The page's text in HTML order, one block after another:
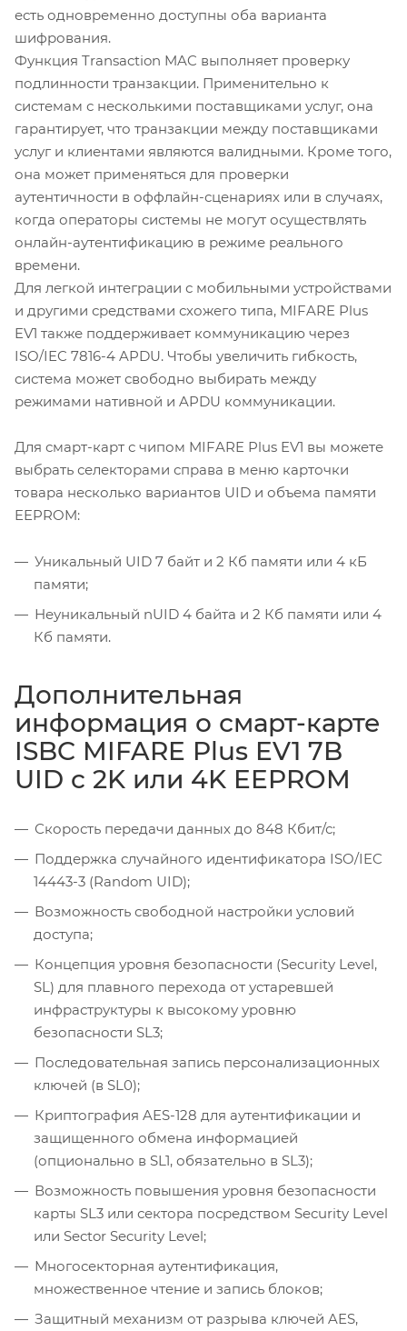
есть одновременно доступны оба варианта
шифрования.
Функция Transaction MAC выполняет проверку
подлинности транзакции. Применительно к
системам с несколькими поставщиками услуг, она
гарантирует, что транзакции между поставщиками
услуг и клиентами являются валидными. Кроме того,
она может применяться для проверки
аутентичности в оффлайн-сценариях или в случаях,
когда операторы системы не могут осуществлять
онлайн-аутентификацию в режиме реального
времени.
Для легкой интеграции с мобильными устройствами
и другими средствами схожего типа, MIFARE Plus
EV1 также поддерживает коммуникацию через
ISO/IEC 7816-4 APDU. Чтобы увеличить гибкость,
система может свободно выбирать между
режимами нативной и APDU коммуникации.
Для смарт-карт с чипом MIFARE Plus EV1 вы можете
выбрать селекторами справа в меню карточки
товара несколько вариантов UID и объема памяти
EEPROM:
Уникальный UID 7 байт и 2 Кб памяти или 4 кБ
памяти;
Неуникальный nUID 4 байта и 2 Кб памяти или 4
Кб памяти.
Дополнительная
информация о смарт-карте
ISBC MIFARE Plus EV1 7B
UID c 2K или 4K EEPROM
Скорость передачи данных до 848 Кбит/с;
Поддержка случайного идентификатора ISO/IEC
14443-3 (Random UID);
Возможность свободной настройки условий
доступа;
Концепция уровня безопасности (Security Level,
SL) для плавного перехода от устаревшей
инфраструктуры к высокому уровню
безопасности SL3;
Последовательная запись персонализационных
ключей (в SL0);
Криптография AES-128 для аутентификации и
защищенного обмена информацией
(опционально в SL1, обязательно в SL3);
Возможность повышения уровня безопасности
карты SL3 или сектора посредством Security Level
или Sector Security Level;
Многосекторная аутентификация,
множественное чтение и запись блоков;
Защитный механизм от разрыва ключей AES,